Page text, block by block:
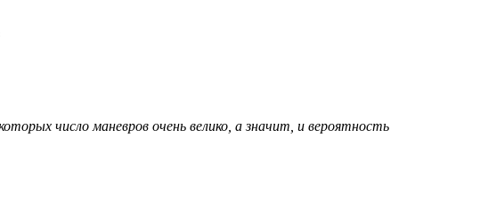
число маневров очень велико, а значит, и вероятность